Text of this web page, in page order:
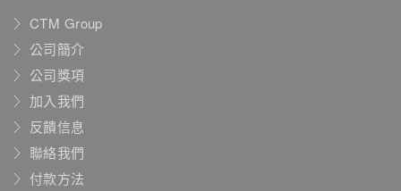
CTM Group
公司簡介
公司獎項
加入我們
反饋信息
聯絡我們
付款方法